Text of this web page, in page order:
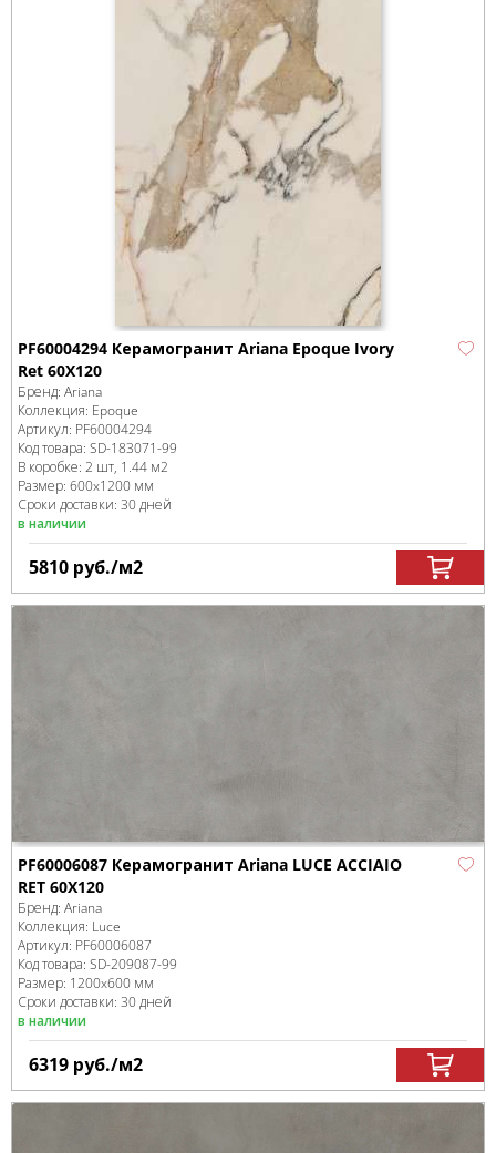
PF60004294 Керамогранит Ariana Epoque Ivory
Ret 60X120
Бренд: Ariana
Коллекция: Epoque
Артикул: PF60004294
Код товара: SD-183071-99
В коробке: 2 шт, 1.44 м2
Размер: 600x1200 мм
Сроки доставки: 30 дней
в наличии
5810 руб./м2
PF60006087 Керамогранит Ariana LUCE ACCIAIO
RET 60X120
Бренд: Ariana
Коллекция: Luce
Артикул: PF60006087
Код товара: SD-209087-99
Размер: 1200x600 мм
Сроки доставки: 30 дней
в наличии
6319 руб./м2